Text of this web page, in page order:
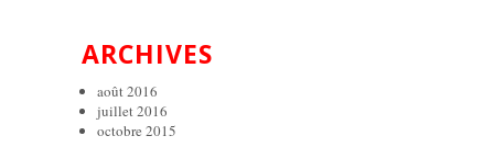
ARCHIVES
août 2016
juillet 2016
octobre 2015